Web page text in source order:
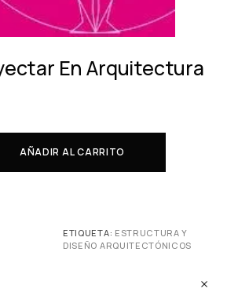
En Arquitectura
AÑADIR AL CARRITO
ETIQUETA: ESTRUCTURA Y
DISEÑO ARQUITECTÓNICOS